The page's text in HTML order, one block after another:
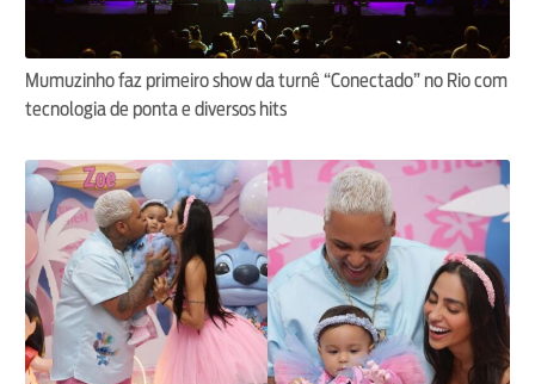
Mumuzinho faz primeiro show da turnê “Conectado” no Rio com
tecnologia de ponta e diversos hits